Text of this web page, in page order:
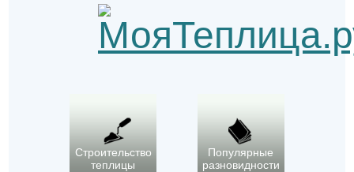
Строительство
теплицы
Популярные
разновидности